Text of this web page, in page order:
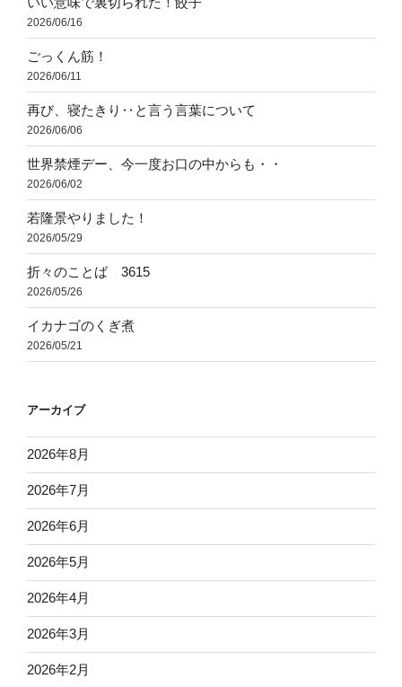
2026/06/16
ごっくん筋！
2026/06/11
再び、寝たきり‥と言う言葉について
2026/06/06
世界禁煙デー、今一度お口の中からも・・
2026/06/02
若隆景やりました！
2026/05/29
折々のことば 3615
2026/05/26
イカナゴのくぎ煮
2026/05/21
アーカイブ
2026年8月
2026年7月
2026年6月
2026年5月
2026年4月
2026年3月
2026年2月